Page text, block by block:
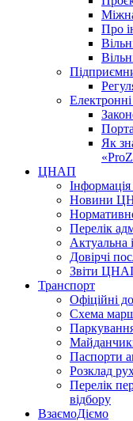
Про
Електронні
Як
ЦНАП
Новини
Перелік
Актуальна
Довірчі
Звіти
Транспорт
Офіційні
Схема
Паспорти
Розклад
Перелік
відбору
ВзаємоДіємо